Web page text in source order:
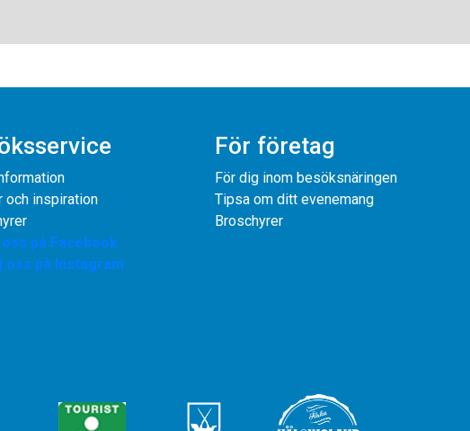
och inspiration
på Facebook
oss på Instagram
För företag
För dig inom besöksnäringen
Tipsa om ditt evenemang
Broschyrer